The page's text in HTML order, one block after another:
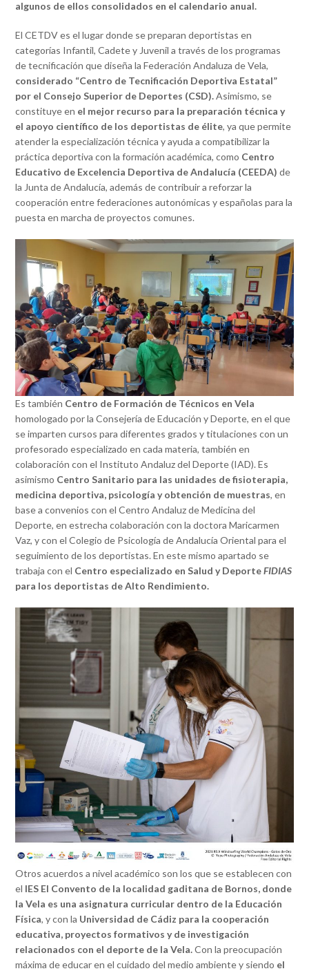
algunos de ellos consolidados en el calendario anual.
El CETDV es el lugar donde se preparan deportistas en
categorías Infantil, Cadete y Juvenil a través de los programas
de tecnificación que diseña la Federación Andaluza de Vela,
considerado “Centro de Tecnificación Deportiva Estatal”
por el Consejo Superior de Deportes (CSD).Asimismo, se
constituye en el mejor recurso para la preparación técnica y
el apoyo científico de los deportistas de élite, ya que permite
atender la especialización técnica y ayuda a compatibilizar la
práctica deportiva con la formación académica, como Centro
Educativo de Excelencia Deportiva de Andalucía (CEEDA)de
la Junta de Andalucía, además de contribuir a reforzar la
cooperación entre federaciones autonómicas y españolas para la
puesta en marcha de proyectos comunes.
Es también Centro de Formación de Técnicos en Vela
homologado por la Consejería de Educación y Deporte, en el que
se imparten cursos para diferentes grados y titulaciones con un
profesorado especializado en cada materia, también en
colaboración con el Instituto Andaluz del Deporte (IAD). Es
asimismo Centro Sanitario para las unidades de fisioterapia,
medicina deportiva, psicología y obtención de muestras, en
base a convenios con el Centro Andaluz de Medicina del
Deporte, en estrecha colaboración con la doctora Maricarmen
Vaz, y con el Colegio de Psicología de Andalucía Oriental para el
seguimiento de los deportistas. En este mismo apartado se
trabaja con el Centro especializado en Salud y DeporteFIDIAS
para los deportistas de Alto Rendimiento.
Otros acuerdos a nivel académico son los que se establecen con
el IES El Convento de la localidad gaditana de Bornos, donde
la Vela es una asignatura curricular dentro de la Educación
Física, y con la Universidad de Cádiz para la cooperación
educativa, proyectos formativos y de investigación
relacionados con el deporte de la Vela.Con la preocupación
máxima de educar en el cuidado del medio ambiente y siendo el